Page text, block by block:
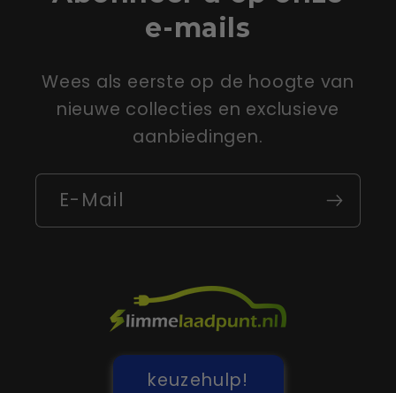
e-mails
Wees als eerste op de hoogte van
nieuwe collecties en exclusieve
aanbiedingen.
E-Mail
keuzehulp!